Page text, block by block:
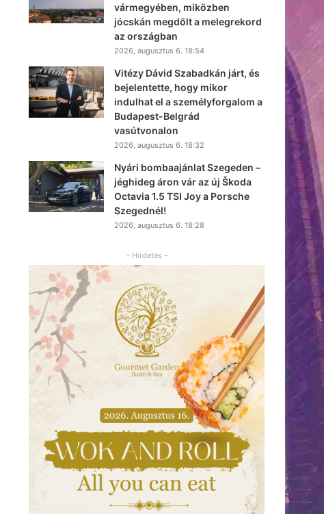
vármegyében, miközben
jócskán megdőlt a melegrekord
az országban
2026, augusztus 6. 18:54
Vitézy Dávid Szabadkán járt, és
bejelentette, hogy mikor
indulhat el a személyforgalom a
Budapest-Belgrád
vasútvonalon
2026, augusztus 6. 18:32
Nyári bombaajánlat Szegeden –
jéghideg áron vár az új Škoda
Octavia 1.5 TSI Joy a Porsche
Szegednél!
2026, augusztus 6. 18:28
- Hirdetés -